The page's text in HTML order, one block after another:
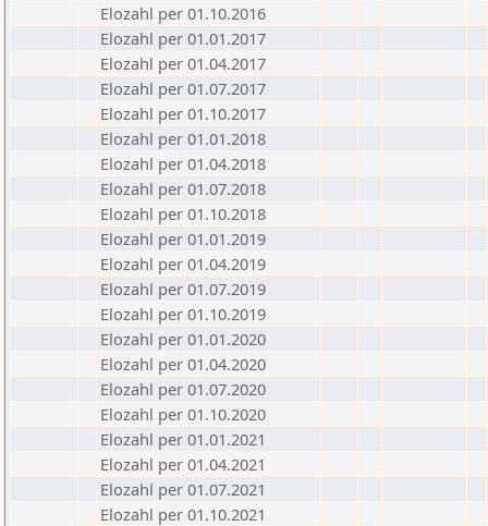
Elozahl per 01.10.2016
Elozahl per 01.01.2017
Elozahl per 01.04.2017
Elozahl per 01.07.2017
Elozahl per 01.10.2017
Elozahl per 01.01.2018
Elozahl per 01.04.2018
Elozahl per 01.07.2018
Elozahl per 01.10.2018
Elozahl per 01.01.2019
Elozahl per 01.04.2019
Elozahl per 01.07.2019
Elozahl per 01.10.2019
Elozahl per 01.01.2020
Elozahl per 01.04.2020
Elozahl per 01.07.2020
Elozahl per 01.10.2020
Elozahl per 01.01.2021
Elozahl per 01.04.2021
Elozahl per 01.07.2021
Elozahl per 01.10.2021